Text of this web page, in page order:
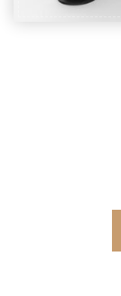
Row SR07-